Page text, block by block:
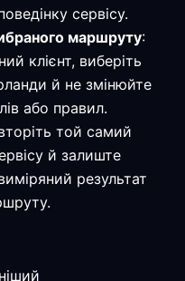
сервісу.
маршруту:
клієнт, виберіть
й не змінюйте
або правил.
той самий
й залиште
результат